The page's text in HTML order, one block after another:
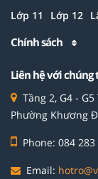
Lớp 11 Lớp 12
Chính sách
Liên hệ với chúng
Tầng 2, G4 -
Phường Khương
Phone: 084 283
Email: